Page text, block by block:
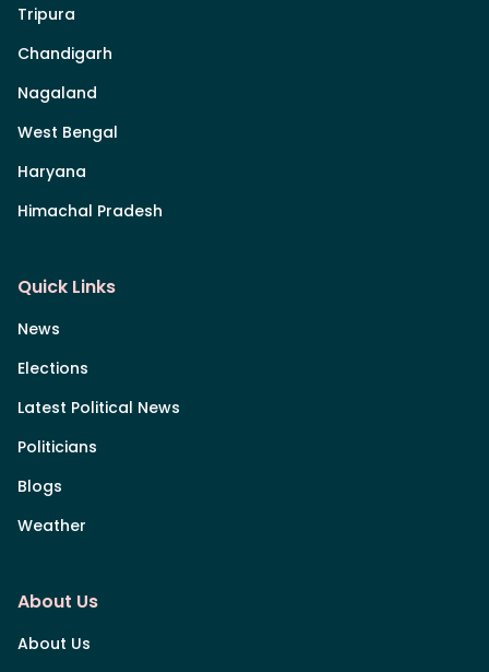
Tripura
Chandigarh
Nagaland
West Bengal
Haryana
Himachal Pradesh
Quick Links
News
Elections
Latest Political News
Politicians
Blogs
Weather
About Us
About Us